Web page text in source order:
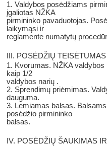
1. Valdybos posėdžiams
įgaliotas NŽKA
pirmininko pavaduotojas.
laikymąsi ir
reglamente numatytų
III. POSĖDŽIŲ
1. Kvorumas. NŽKA
kaip 1/2
valdybos narių .
2. Sprendimų priėmimas.
dauguma.
3. Lemiamas balsas.
posėdžio pirmininko
balsas.
IV. POSĖDŽIŲ ŠAUKIMAS